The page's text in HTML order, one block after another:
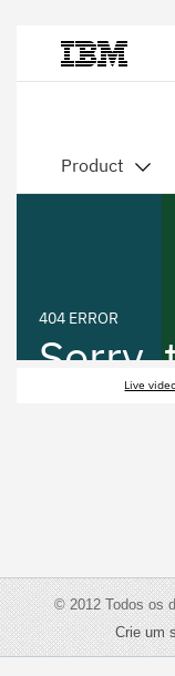
Live
© 2012 Todos os
Crie um